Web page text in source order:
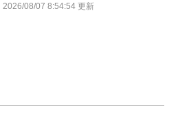
2026/08/07 8:54:54 更新